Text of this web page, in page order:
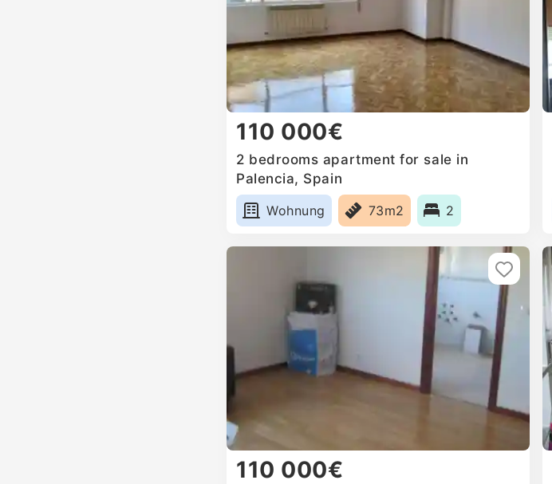
110 000€
2 bedrooms apartment for sale in
Palencia, Spain
Wohnung
73m2 2
110 000€